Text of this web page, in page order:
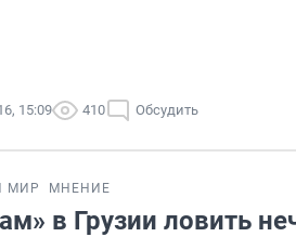
15:09 410 Обсудить
МИР МНЕНИЕ
в Грузии ловить